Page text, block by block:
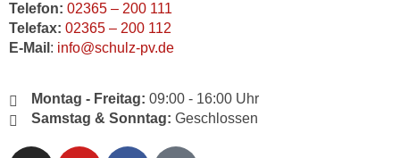
Telefon: 02365 – 200 111
Telefax: 02365 – 200 112
E-Mail : info@schulz-pv.de
Montag - Freitag: 09:00 - 16:00 Uhr
Samstag & Sonntag: Geschlossen